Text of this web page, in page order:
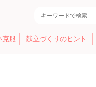
克服 献立づくりのヒント